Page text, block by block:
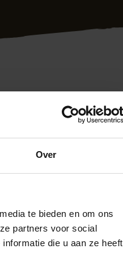
Over
te bieden en om ons
partners voor social
die u aan ze heeft
plaatsen van
gewoon even
vrijblijvend met
Ook
5 minuten kunt